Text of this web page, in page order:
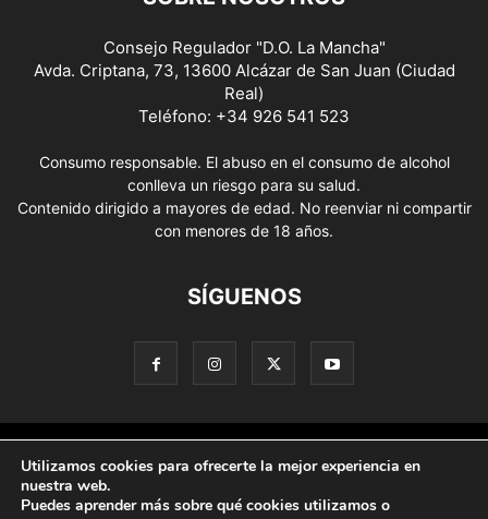
Consejo Regulador "D.O. La Mancha"
Avda. Criptana, 73, 13600 Alcázar de San Juan (Ciudad
Real)
Teléfono: +34 926 541 523
Consumo responsable. El abuso en el consumo de alcohol
conlleva un riesgo para su salud.
Contenido dirigido a mayores de edad. No reenviar ni compartir
con menores de 18 años.
SÍGUENOS
Términos y condiciones de uso
Utilizamos cookies para ofrecerte la mejor experiencia en
nuestra web.
Puedes aprender más sobre qué cookies utilizamos o